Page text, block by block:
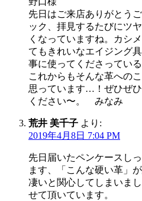
先日はご来店ありがとう
ック、拝見するたびにツ
くなっていますね。カシ
てもきれいなエイジング
事に使ってくださってい
これからもそんな革への
思っています…！ぜひぜ
ください〜。 みなみ
荒井 美千子 より:
2019年4月8日 7:04 PM
先日届いたペンケースし
ます、「こんな硬い革」
凄いと関心してしまいま
せて頂いています。